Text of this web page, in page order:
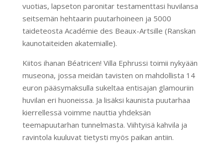
vuotias, lapseton paronitar testamenttasi huvilansa
seitsemän hehtaarin puutarhoineen ja 5000
taideteosta Académie des Beaux-Artsille (Ranskan
kaunotaiteiden akatemialle).
Kiitos ihanan Béatricen! Villa Ephrussi toimii nykyään
museona, jossa meidän tavisten on mahdollista 14
euron pääsymaksulla sukeltaa entisajan glamouriin
huvilan eri huoneissa. Ja lisäksi kaunista puutarhaa
kierrellessä voimme nauttia yhdeksän
teemapuutarhan tunnelmasta. Viihtyisä kahvila ja
ravintola kuuluvat tietysti myös paikan antiin.